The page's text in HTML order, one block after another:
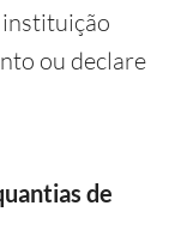
ou declare
de